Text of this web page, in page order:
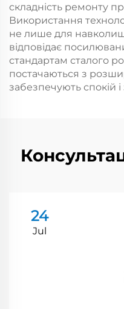
складність ремонту
Використання
не лише для
відповідає
стандартам сталого
постачаються з
забезпечують спокій
24
Jul